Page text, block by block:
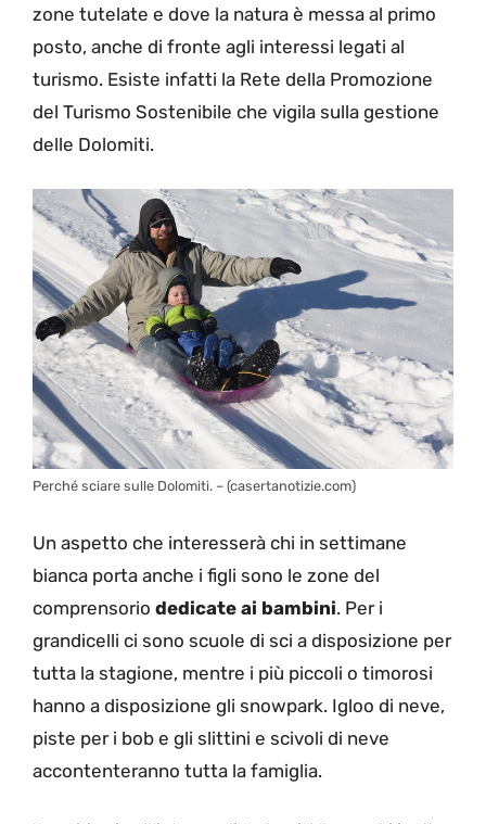
zone tutelate e dove la natura è messa al primo
posto, anche di fronte agli interessi legati al
turismo. Esiste infatti la Rete della Promozione
del Turismo Sostenibile che vigila sulla gestione
delle Dolomiti.
Perché sciare sulle Dolomiti. – (casertanotizie.com)
Un aspetto che interesserà chi in settimane
bianca porta anche i figli sono le zone del
comprensorio dedicate ai bambini. Per i
grandicelli ci sono scuole di sci a disposizione per
tutta la stagione, mentre i più piccoli o timorosi
hanno a disposizione gli snowpark. Igloo di neve,
piste per i bob e gli slittini e scivoli di neve
accontenteranno tutta la famiglia.